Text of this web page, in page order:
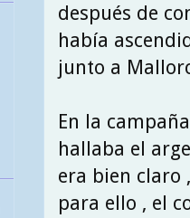
después de
había
junto a
En la
hallaba el
era bien claro
para ello , el